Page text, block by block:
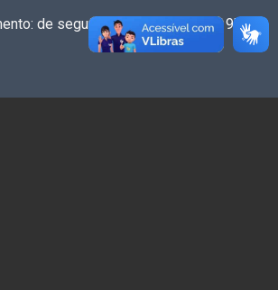
de segunda a sexta-feira das 9h às